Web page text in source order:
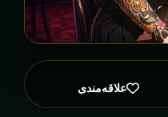
علاقه‌مندی